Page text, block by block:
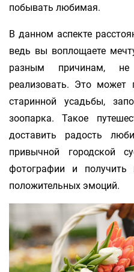
побывать любимая.
В данном аспекте
ведь вы воплощаете
разным причинам, не
реализовать. Это может
старинной усадьбы,
зоопарка. Такое
доставить радость
привычной городской
фотографии и получить
положительных эмоций.